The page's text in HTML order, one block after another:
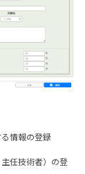
情報の登録
任技術者）の登